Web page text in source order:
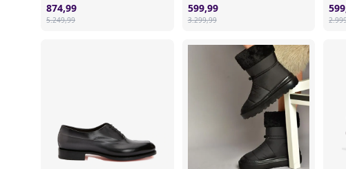
874,99
5.249,99
599,99
3.299,99